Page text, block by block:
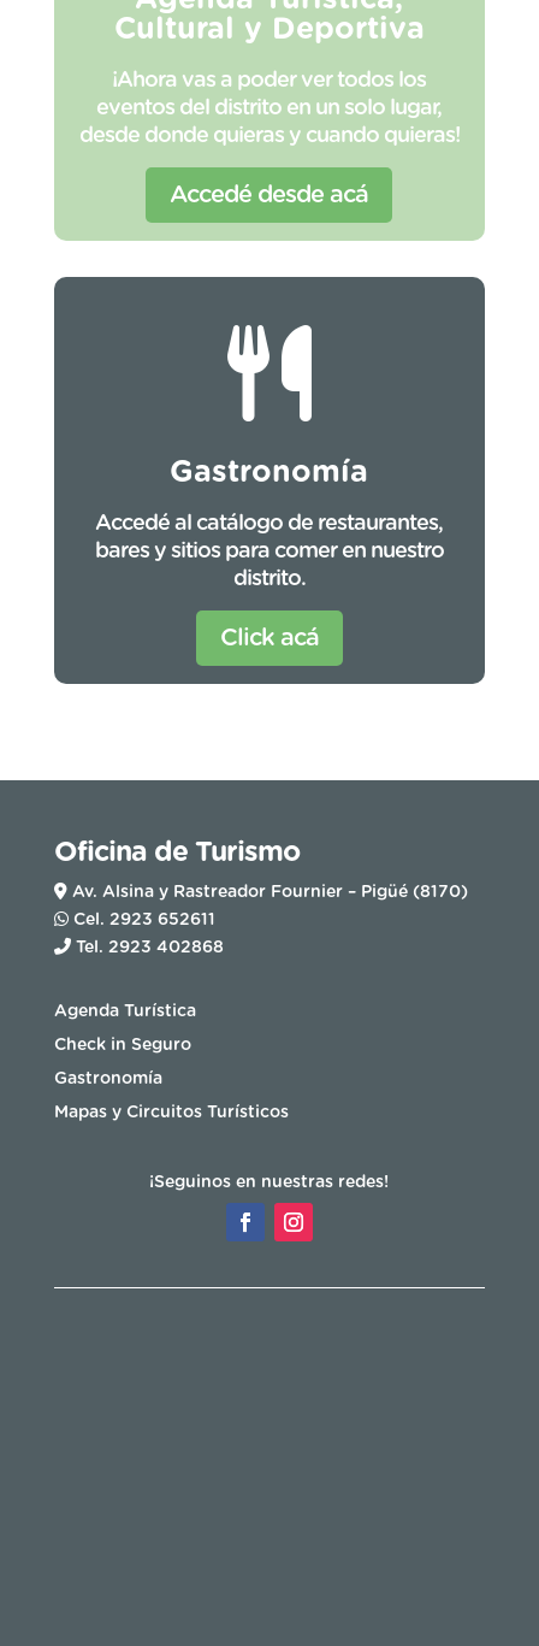
Cultural y Deportiva
¡Ahora vas a poder ver todos los
eventos del distrito en un solo lugar,
desde donde quieras y cuando quieras!
Accedé desde acá
Gastronomía
Accedé al catálogo de restaurantes,
bares y sitios para comer en nuestro
distrito.
Click acá
Oficina de Turismo
Av. Alsina y Rastreador Fournier – Pigüé (8170)
Cel. 2923 652611
Tel. 2923 402868
Agenda Turística
Check in Seguro
Gastronomía
Mapas y Circuitos Turísticos
¡Seguinos en nuestras redes!